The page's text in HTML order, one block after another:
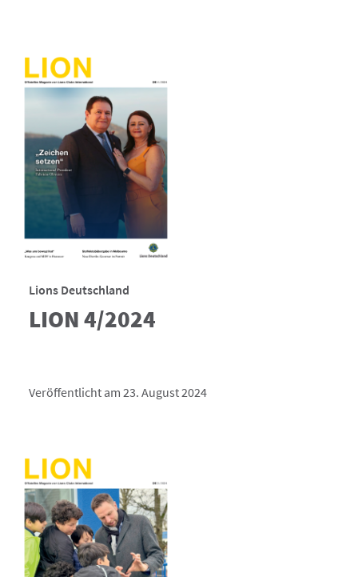
Lions Deutschland
LION 4/2024
Veröffentlicht am 23. August 2024